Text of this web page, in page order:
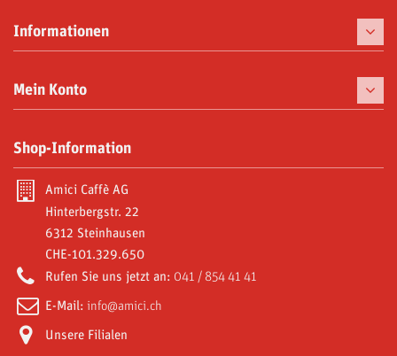
Kaffeemaschinen
Tassen
Moka und Zubehör
Abonnements
Amici World
Informationen
Mein Konto
Meine Gutschriften
Meine Adressen
Meine persönlichen Daten
Meine Gutscheine
Shop-Information
Amici Caffè AG
Hinterbergstr. 22
6312 Steinhausen
CHE-101.329.650
Rufen Sie uns jetzt an: 041 / 854 41 41
E-Mail: info@amici.ch
Unsere Filialen